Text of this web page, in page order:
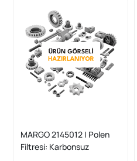
MARGO 2145012 | Polen
Filtresi: Karbonsuz